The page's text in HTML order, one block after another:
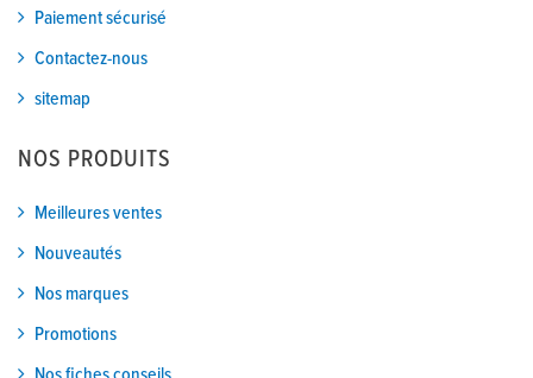
Paiement sécurisé
Contactez-nous
sitemap
NOS PRODUITS
Meilleures ventes
Nouveautés
Nos marques
Promotions